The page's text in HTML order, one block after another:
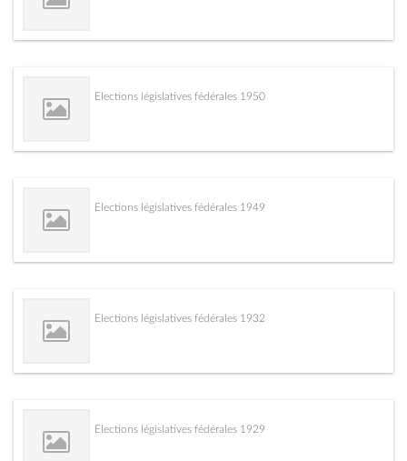
Elections législatives fédérales 1950
Elections législatives fédérales 1949
Elections législatives fédérales 1932
Elections législatives fédérales 1929